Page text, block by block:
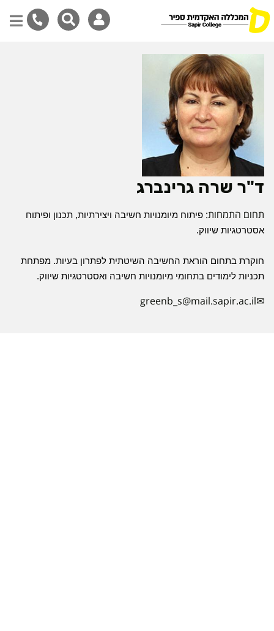
ד"ר שרה גרינברג
תחום התמחות:
אסטרטגיות שיווק.
תכניות לימודים בתחומי מיומנויות חשיבה ואסטרטגיות שיווק.
greenb_s@mail.sapir.ac.il